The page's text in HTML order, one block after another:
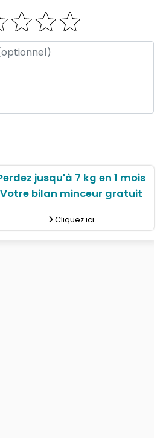
jusqu'à 7 kg en 1 mois
Votre bilan minceur gratuit
Cliquez ici